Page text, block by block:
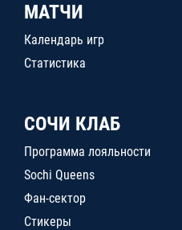
МАТЧИ
Календарь игр
Статистика
СОЧИ КЛАБ
Программа лояльности
Sochi Queens
Фан-сектор
Стикеры